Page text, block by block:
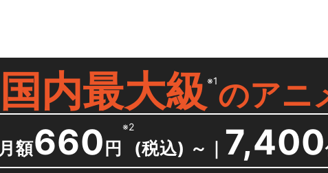
国内最大級 ※1のアニ
月額660 円
※2
(税込) ～ ｜ 7,400